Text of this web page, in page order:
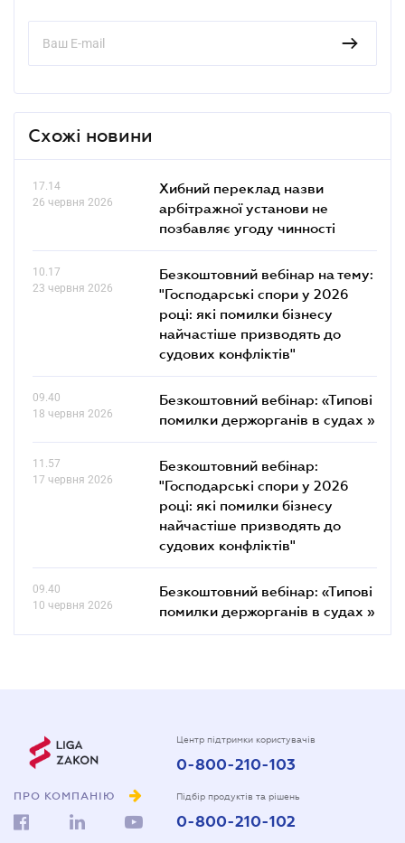
Схожі новини
17.14
26 червня 2026
Хибний переклад назви
арбітражної установи не
позбавляє угоду чинності
10.17
23 червня 2026
Безкоштовний вебінар на тему:
"Господарські спори у 2026
році: які помилки бізнесу
найчастіше призводять до
судових конфліктів"
09.40
18 червня 2026
Безкоштовний вебінар: «Типові
помилки держорганів в судах »
11.57
17 червня 2026
Безкоштовний вебінар:
"Господарські спори у 2026
році: які помилки бізнесу
найчастіше призводять до
судових конфліктів"
09.40
10 червня 2026
Безкоштовний вебінар: «Типові
помилки держорганів в судах »
ПРО КОМПАНІЮ
Центр підтримки користувачів
0-800-210-103
Підбір продуктів та рішень
0-800-210-102